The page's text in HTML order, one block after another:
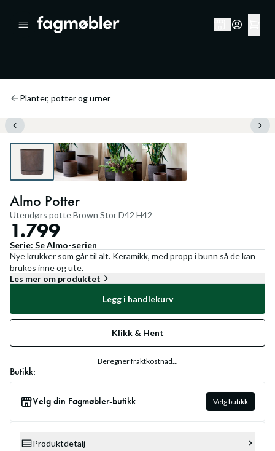
Planter, potter og urner
Almo Potter
Utendørs potte Brown Stor D42 H42
1.799
Serie: SeAlmo-serien
Nye krukker som går til alt. Keramikk, med propp i bunn så de kan
brukes inne og ute.
Les mer om produktet
Legg i handlekurv
Klikk & Hent
Beregner fraktkostnad...
Butikk:
Velg din Fagmøbler-butikk Velg butikk
Produktdetalj